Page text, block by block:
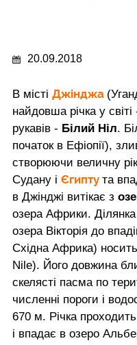
20.09.2018
В місті Джінджа
найдовша річка у світі
рукавів - Білий Ніл.
початок в Ефіопії),
створюючи величну
Судану і Єгипту та
в Джінджі витікає з
озера Африки. Ділянка
озера Вікторія до
Східна Африка)
Nile). Його довжина
скелясті пасма по
численні пороги і
670 м. Річка
і впадає в озеро